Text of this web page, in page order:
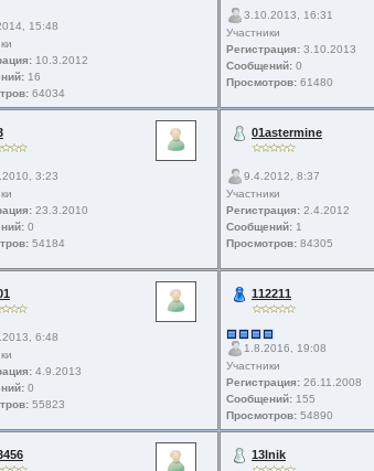
15:48
10.3.2012
16
64034
3.10.2013, 16:31
Участники
Регистрация: 3.10.2013
Сообщений: 0
Просмотров: 61480
3:23
23.3.2010
0
54184
01astermine
9.4.2012, 8:37
Участники
Регистрация: 2.4.2012
Сообщений: 1
Просмотров: 84305
6:48
4.9.2013
0
55823
112211
1.8.2016, 19:08
Участники
Регистрация: 26.11.2008
Сообщений: 155
Просмотров: 54890
13lnik